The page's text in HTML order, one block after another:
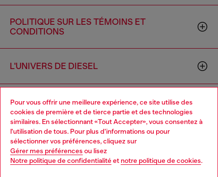
Pour vous offrir une meilleure expérience, ce site utilise des
cookies de première et de tierce partie et des technologies
similaires. En sélectionnant «Tout Accepter», vous consentez à
l'utilisation de tous. Pour plus d'informations ou pour
sélectionner vos préférences, cliquez sur
Gérer mes préférences ou lisez
Notre politique de confidentialitéet notre politique de cookies.
POLITIQUE SUR LES TÉMOINS ET
CONDITIONS
L'UNIVERS DE DIESEL
ENTREPRISE
Choose your location
You are currently browsing Canada website, but it seems you
may be based in United States